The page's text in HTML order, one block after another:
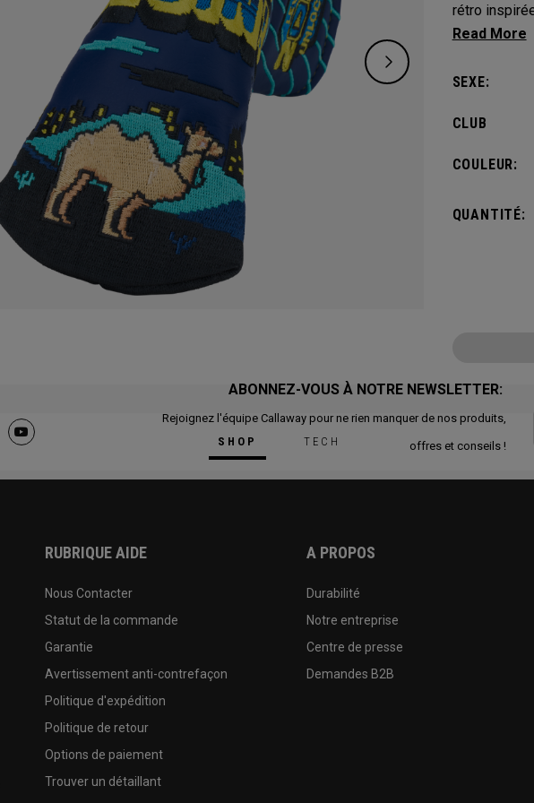
rétro
l’année et
SEXE:
CLUB
COULEUR:
QUANTITÉ:
SHOP TECH
ABONNEZ-VOUS À NOTRE NEWSLETTER:
Rejoignez l'équipe Callaway pour ne rien manquer de nos produits,
offres et conseils !
RUBRIQUE AIDE
Nous Contacter
Statut de la commande
Garantie
Avertissement anti-contrefaçon
Politique d'expédition
Politique de retour
Options de paiement
Trouver un détaillant
A PROPOS
Durabilité
Notre entreprise
Centre de presse
Demandes B2B